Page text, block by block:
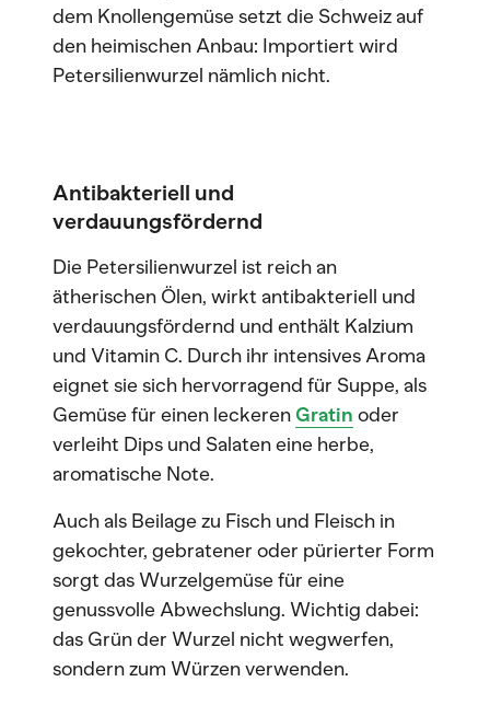
dem Knollengemüse setzt die Schweiz auf
den heimischen Anbau: Importiert wird
Petersilienwurzel nämlich nicht.
Antibakteriell und
verdauungsfördernd
Die Petersilienwurzel ist reich an
ätherischen Ölen, wirkt antibakteriell und
verdauungsfördernd und enthält Kalzium
und Vitamin C. Durch ihr intensives Aroma
eignet sie sich hervorragend für Suppe, als
Gemüse für einen leckerenGratin oder
verleiht Dips und Salaten eine herbe,
aromatische Note.
Auch als Beilage zu Fisch und Fleisch in
gekochter, gebratener oder pürierter Form
sorgt das Wurzelgemüse für eine
genussvolle Abwechslung. Wichtig dabei:
das Grün der Wurzel nicht wegwerfen,
sondern zum Würzen verwenden.